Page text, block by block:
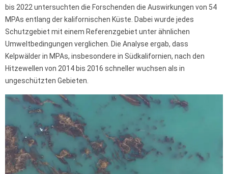
bis 2022 untersuchten die Forschenden die Auswirkungen von 54
MPAs entlang der kalifornischen Küste. Dabei wurde jedes
Schutzgebiet mit einem Referenzgebiet unter ähnlichen
Umweltbedingungen verglichen. Die Analyse ergab, dass
Kelpwälder in MPAs, insbesondere in Südkalifornien, nach den
Hitzewellen von 2014 bis 2016 schneller wuchsen als in
ungeschützten Gebieten.